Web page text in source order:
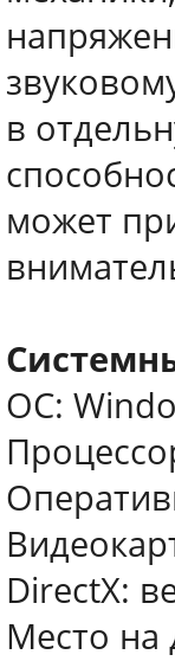
в
может
ОС:
DirectX:
Место на